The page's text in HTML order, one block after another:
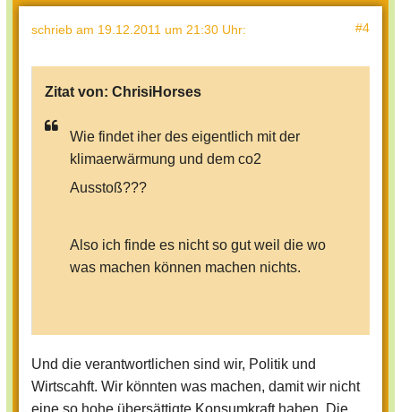
schrieb am 19.12.2011 um 21:30 Uhr: #4
Zitat von: ChrisiHorses
Wie findet iher des eigentlich mit der
klimaerwärmung und dem co2
Ausstoß???
Also ich finde es nicht so gut weil die wo
was machen können machen nichts.
WAS Sagt ihr dazu???
Und die verantwortlichen sind wir, Politik und
Wirtscahft. Wir könnten was machen, damit wir nicht